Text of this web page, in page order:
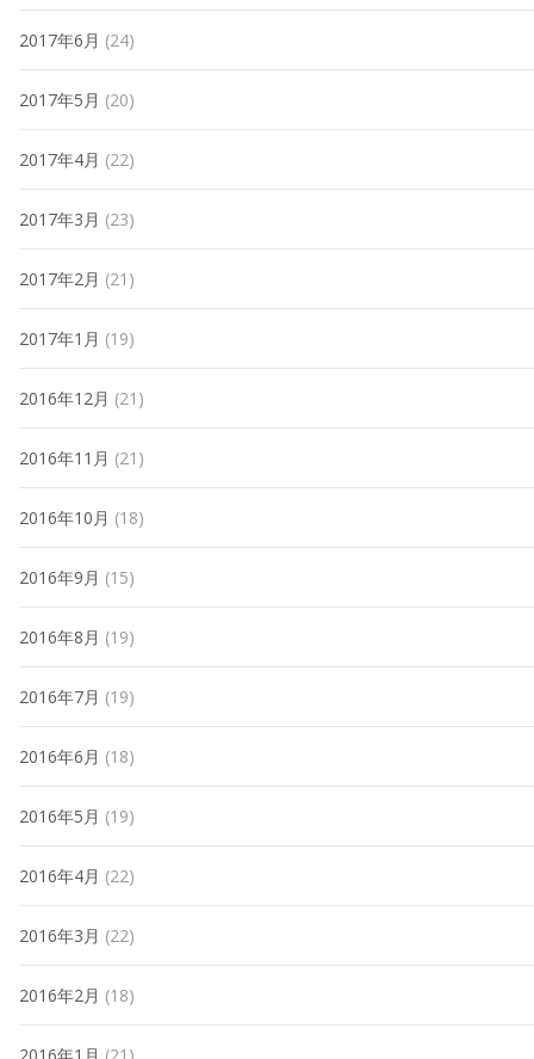
2017年6月 (24)
2017年5月 (20)
2017年4月 (22)
2017年3月 (23)
2017年2月 (21)
2017年1月 (19)
2016年12月 (21)
2016年11月 (21)
2016年10月 (18)
2016年9月 (15)
2016年8月 (19)
2016年7月 (19)
2016年6月 (18)
2016年5月 (19)
2016年4月 (22)
2016年3月 (22)
2016年2月 (18)